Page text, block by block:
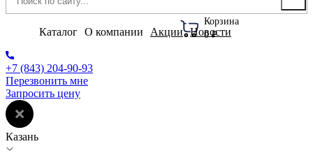
Корзина
0 ₽
Каталог О компании Акции Новости
+7 (843) 204-90-93
Перезвонить мне
Запросить цену
Казань